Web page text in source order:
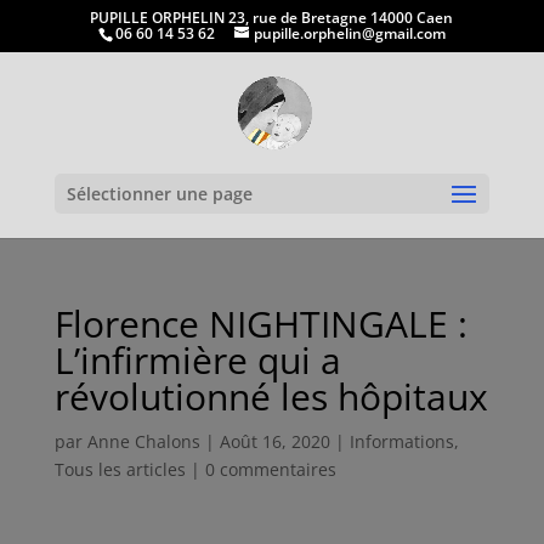
PUPILLE ORPHELIN 23, rue de Bretagne 14000 Caen
06 60 14 53 62 pupille.orphelin@gmail.com
Sélectionner une page
Florence NIGHTINGALE :
L’infirmière qui a
révolutionné les hôpitaux
par Anne Chalons | Août 16, 2020 | Informations,
Tous les articles | 0 commentaires